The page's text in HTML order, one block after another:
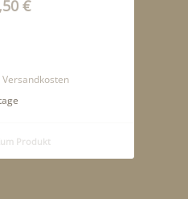
€
Versandkosten
Produkt